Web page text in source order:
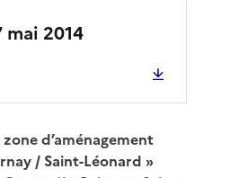
2014
d’aménagement
/ Saint-Léonard »